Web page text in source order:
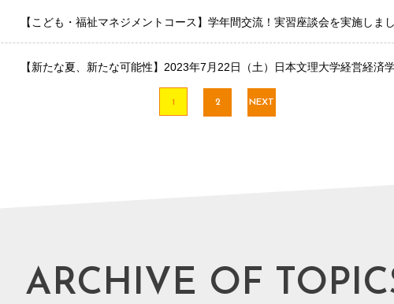
【こども・福祉マネジメントコース】学年間交流！実習座談会を実施しま
【新たな夏、新たな可能性】2023年7月22日（土）日本文理大学経営経済
1 2 NEXT
ARCHIVE OF